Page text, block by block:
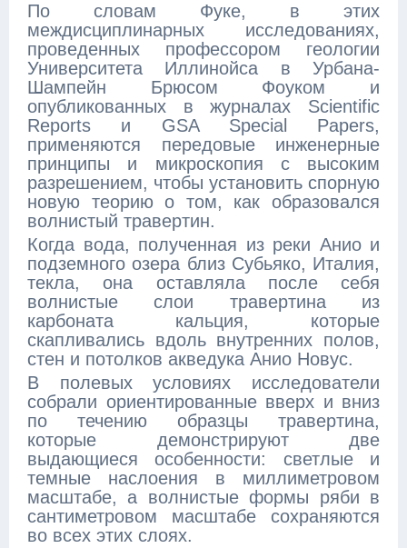
По словам Фуке, в этих
междисциплинарных исследованиях,
проведенных профессором геологии
Университета Иллинойса в Урбана-
Шампейн Брюсом Фоуком и
опубликованных в журналах Scientific
Reports и GSA Special Papers,
применяются передовые инженерные
принципы и микроскопия с высоким
разрешением, чтобы установить спорную
новую теорию о том, как образовался
волнистый травертин.
Когда вода, полученная из реки Анио и
подземного озера близ Субьяко, Италия,
текла, она оставляла после себя
волнистые слои травертина из
карбоната кальция, которые
скапливались вдоль внутренних полов,
стен и потолков акведука Анио Новус.
В полевых условиях исследователи
собрали ориентированные вверх и вниз
по течению образцы травертина,
которые демонстрируют две
выдающиеся особенности: светлые и
темные наслоения в миллиметровом
масштабе, а волнистые формы ряби в
сантиметровом масштабе сохраняются
во всех этих слоях.